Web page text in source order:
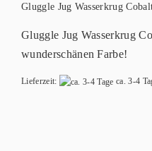
Gluggle Jug Wasserkrug
Gluggle Jug Wasserkrug
wunderschänen Farbe!
Lieferzeit: ca. 3-4